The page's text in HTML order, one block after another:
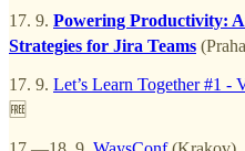
17. 9. Powering Productivity:
Strategies for Jira Teams
17. 9. Let’s Learn Together #1 -
🆓